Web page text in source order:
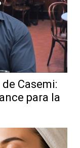
Casemi:
para la